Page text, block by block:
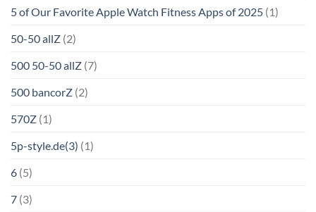
5 of Our Favorite Apple Watch Fitness Apps of 2025 (1)
50-50 allZ (2)
500 50-50 allZ (7)
500 bancorZ (2)
570Z (1)
5p-style.de(3) (1)
6 (5)
7 (3)